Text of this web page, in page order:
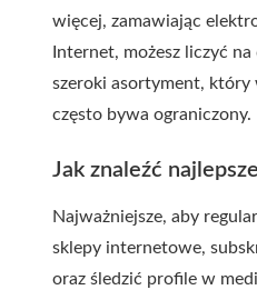
więcej, zamawiając
Internet, możesz liczyć
szeroki asortyment, który
często bywa ograniczony.
Jak znaleźć
Najważniejsze, aby
sklepy internetowe,
oraz śledzić profile w